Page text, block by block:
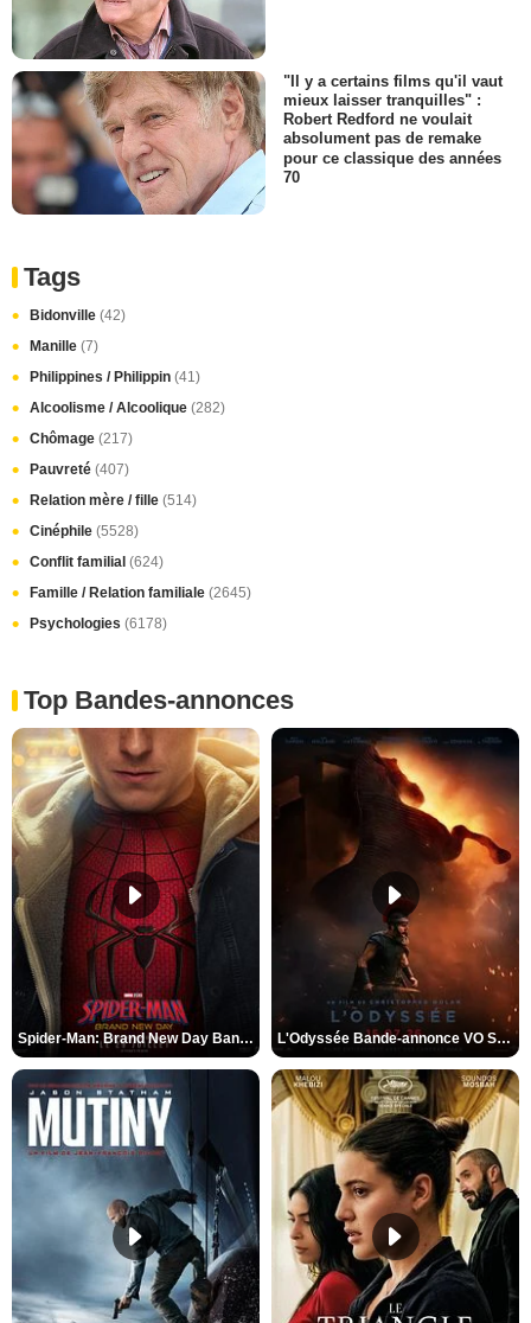
"Il y a certains films qu'il vaut
mieux laisser tranquilles" :
Robert Redford ne voulait
absolument pas de remake
pour ce classique des années
70
Tags
Bidonville (42)
Manille (7)
Philippines / Philippin (41)
Alcoolisme / Alcoolique (282)
Chômage (217)
Pauvreté (407)
Relation mère / fille (514)
Cinéphile (5528)
Conflit familial (624)
Famille / Relation familiale (2645)
Psychologies (6178)
Top Bandes-annonces
Spider-Man: Brand New Day Bande-annonce VO STFR L'Odyssée Bande-annonce VO STFR